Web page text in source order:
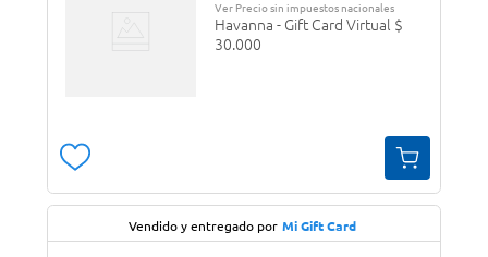
Ver Precio sin impuestos nacionales
Havanna - Gift Card Virtual $
30.000
Vendido y entregado por Mi Gift Card